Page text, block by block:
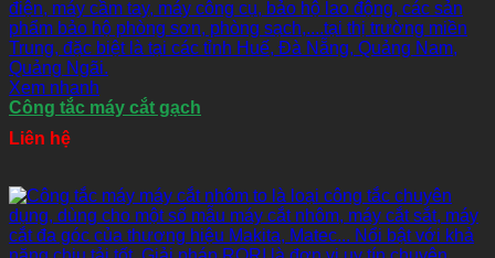
Xem nhanh
Công tắc máy cắt gạch
Liên hệ